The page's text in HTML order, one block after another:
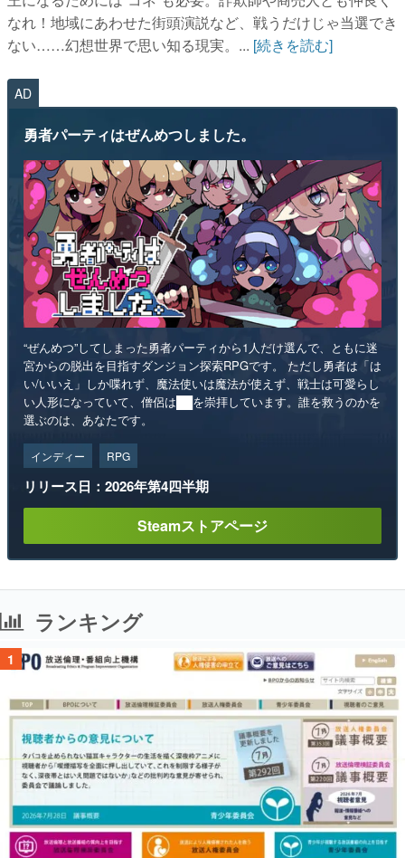
なれ！地域にあわせた街頭演説など、戦うだけじゃ当選でき
ない……幻想世界で思い知る現実。... [続きを読む]
AD
勇者パーティはぜんめつしました。
“ぜんめつ”してしまった勇者パーティから1人だけ選んで、ともに迷
宮からの脱出を目指すダンジョン探索RPGです。 ただし勇者は「は
い/いいえ」しか喋れず、魔法使いは魔法が使えず、戦士は可愛らし
い人形になっていて、僧侶は██を崇拝しています。誰を救うのかを
選ぶのは、あなたです。
インディー RPG
リリース日：2026年第4四半期
Steamストアページ
ランキング
1